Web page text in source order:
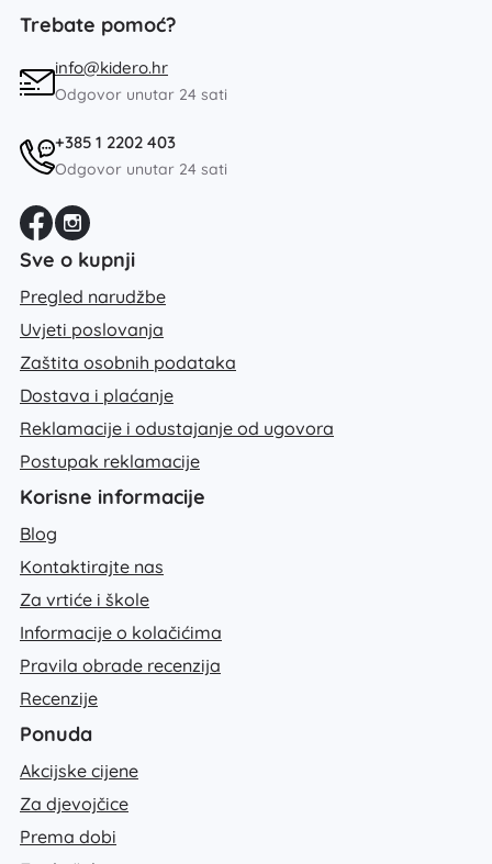
Trebate pomoć?
info@kidero.hr
Odgovor unutar 24 sati
+385 1 2202 403
Odgovor unutar 24 sati
Sve o kupnji
Pregled narudžbe
Uvjeti poslovanja
Zaštita osobnih podataka
Dostava i plaćanje
Reklamacije i odustajanje od ugovora
Postupak reklamacije
Korisne informacije
Blog
Kontaktirajte nas
Za vrtiće i škole
Informacije o kolačićima
Pravila obrade recenzija
Recenzije
Ponuda
Akcijske cijene
Za djevojčice
Prema dobi